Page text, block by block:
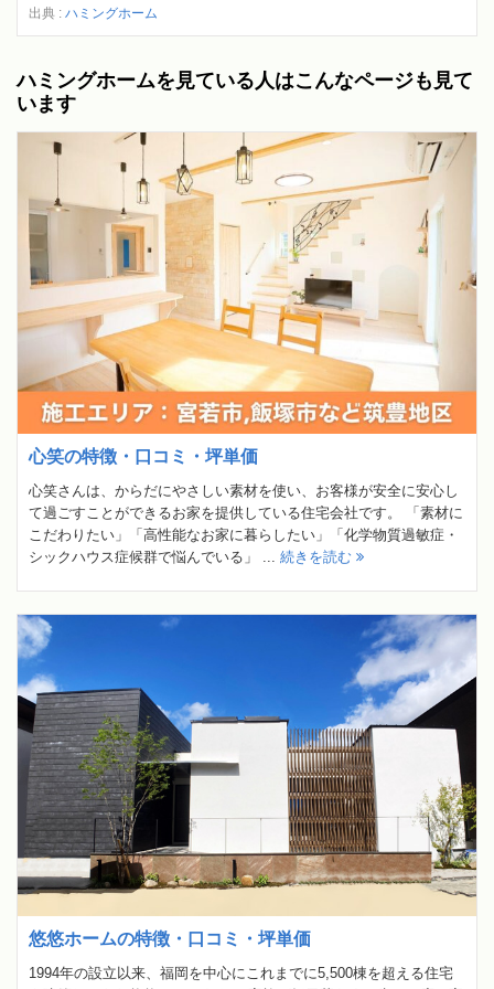
出典 : ハミングホーム
ハミングホームを見ている人はこんなページも見て
います
心笑の特徴・口コミ・坪単価
心笑さんは、からだにやさしい素材を使い、お客様が安全に安心し
て過ごすことができるお家を提供している住宅会社です。 「素材に
こだわりたい」「高性能なお家に暮らしたい」「化学物質過敏症・
シックハウス症候群で悩んでいる」 ... 続きを読む
悠悠ホームの特徴・口コミ・坪単価
1994年の設立以来、福岡を中心にこれまでに5,500棟を超える住宅